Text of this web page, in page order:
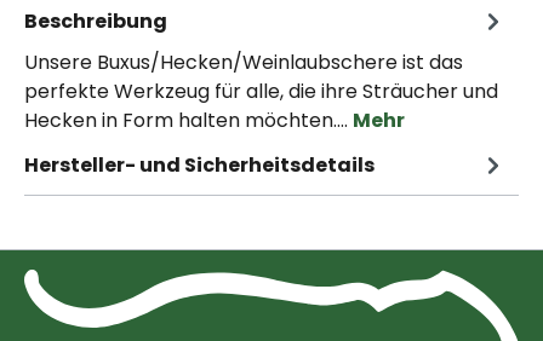
Beschreibung
Unsere Buxus/Hecken/Weinlaubschere ist das
perfekte Werkzeug für alle, die ihre Sträucher und
Hecken in Form halten möchten.… Mehr
Hersteller- und Sicherheitsdetails